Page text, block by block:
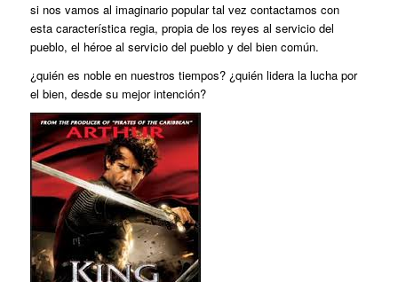
si nos vamos al imaginario popular tal vez contactamos con
esta característica regia, propia de los reyes al servicio del
pueblo, el héroe al servicio del pueblo y del bien común.
¿quién es noble en nuestros tiempos? ¿quién lidera la lucha por
el bien, desde su mejor intención?